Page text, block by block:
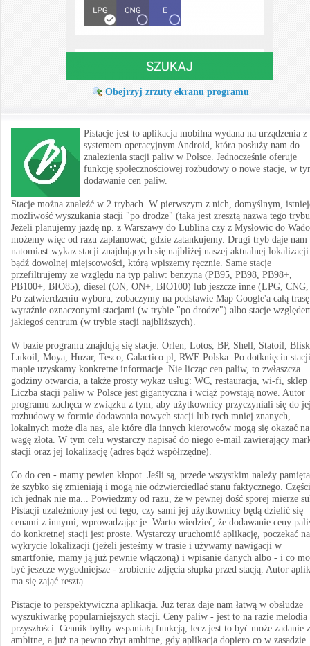
Obejrzyj zrzuty ekranu programu
Pistacje jest to aplikacja mobilna wydana na urządzenia z
systemem operacyjnym Android, która posłuży nam do
znalezienia stacji paliw w Polsce. Jednocześnie oferuje
funkcję społecznościowej rozbudowy o nowe stacje, w
dodawanie cen paliw.
Stacje można znaleźć w 2 trybach. W pierwszym z nich, domyślnym,
możliwość wyszukania stacji "po drodze" (taka jest zresztą nazwa tego
Jeżeli planujemy jazdę np. z Warszawy do Lublina czy z Mysłowic do
możemy więc od razu zaplanować, gdzie zatankujemy. Drugi tryb daje nam
natomiast wykaz stacji znajdujących się najbliżej naszej aktualnej lokalizacji
bądź dowolnej miejscowości, którą wpiszemy ręcznie. Same stacje
przefiltrujemy ze względu na typ paliw: benzyna (PB95, PB98, PB98+,
PB100+, BIO85), diesel (ON, ON+, BIO100) lub jeszcze inne (LPG,
Po zatwierdzeniu wyboru, zobaczymy na podstawie Map Google'a całą
wyraźnie oznaczonymi stacjami (w trybie "po drodze") albo stacje
jakiegoś centrum (w trybie stacji najbliższych).
W bazie programu znajdują się stacje: Orlen, Lotos, BP, Shell, Statoil,
Lukoil, Moya, Huzar, Tesco, Galactico.pl, RWE Polska. Po dotknięciu
mapie uzyskamy konkretne informacje. Nie licząc cen paliw, to zwłaszcza
godziny otwarcia, a także prosty wykaz usług: WC, restauracja, wi-fi,
Liczba stacji paliw w Polsce jest gigantyczna i wciąż powstają nowe. Autor
programu zachęca w związku z tym, aby użytkownicy przyczyniali się do
rozbudowy w formie dodawania nowych stacji lub tych mniej znanych,
lokalnych może dla nas, ale które dla innych kierowców mogą się okazać na
wagę złota. W tym celu wystarczy napisać do niego e-mail zawierający
stacji oraz jej lokalizację (adres bądź współrzędne).
Co do cen - mamy pewien kłopot. Jeśli są, przede wszystkim należy
że szybko się zmieniają i mogą nie odzwierciedlać stanu faktycznego.
ich jednak nie ma... Powiedzmy od razu, że w pewnej dość sporej mierze
Pistacji uzależniony jest od tego, czy sami jej użytkownicy będą dzielić się
cenami z innymi, wprowadzając je. Warto wiedzieć, że dodawanie ceny
do konkretnej stacji jest proste. Wystarczy uruchomić aplikację, poczekać na
wykrycie lokalizacji (jeżeli jesteśmy w trasie i używamy nawigacji w
smartfonie, mamy ją już pewnie włączoną) i wpisanie danych albo - i co
być jeszcze wygodniejsze - zrobienie zdjęcia słupka przed stacją. Autor
ma się zająć resztą.
Pistacje to perspektywiczna aplikacja. Już teraz daje nam łatwą w obsłudze
wyszukiwarkę popularniejszych stacji. Ceny paliw - jest to na razie melodia
przyszłości. Cennik byłby wspaniałą funkcją, lecz jest to być może zadanie
ambitne, a już na pewno zbyt ambitne, gdy aplikacja dopiero co w zasadzie